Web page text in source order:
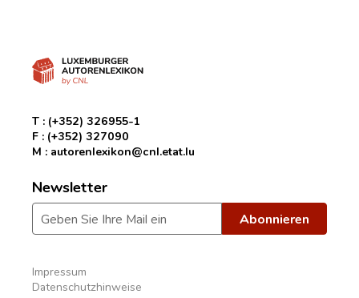
T : (+352) 326955-1
F : (+352) 327090
M : autorenlexikon@cnl.etat.lu
Newsletter
Impressum
Datenschutzhinweise